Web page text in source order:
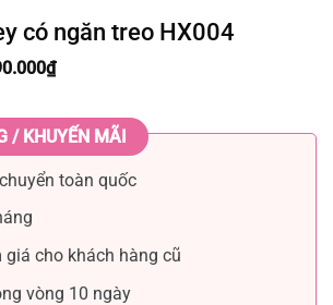
có ngăn treo HX004
₫Khoảng
giá:
1.490.000₫
đến
1.590.000₫
/ KHUYẾN MÃI
toàn quốc
giá cho khách hàng cũ
vòng 10 ngày